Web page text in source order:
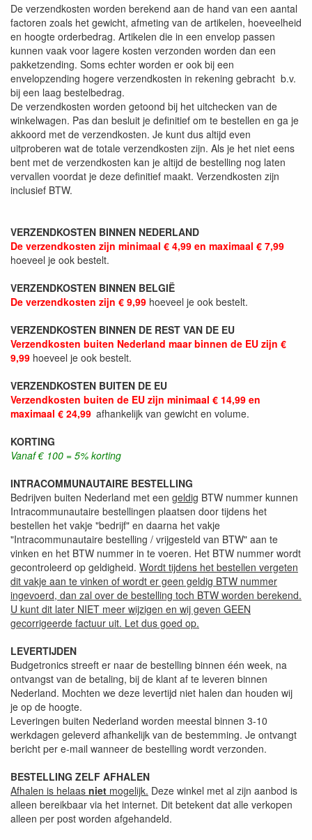
De verzendkosten worden berekend aan de hand van een aantal
factoren zoals het gewicht, afmeting van de artikelen, hoeveelheid
en hoogte orderbedrag. Artikelen die in een envelop passen
kunnen vaak voor lagere kosten verzonden worden dan een
pakketzending. Soms echter worden er ook bij een
envelopzending hogere verzendkosten in rekening gebracht b.v.
bij een laag bestelbedrag.
De verzendkosten worden getoond bij het uitchecken van de
winkelwagen. Pas dan besluit je definitief om te bestellen en ga je
akkoord met de verzendkosten. Je kunt dus altijd even
uitproberen wat de totale verzendkosten zijn. Als je het niet eens
bent met de verzendkosten kan je altijd de bestelling nog laten
vervallen voordat je deze definitief maakt. Verzendkosten zijn
inclusief BTW.
VERZENDKOSTEN BINNEN NEDERLAND
De verzendkosten zijn minimaal € 4,99 en maximaal € 7,99
hoeveel je ook bestelt.
VERZENDKOSTEN BINNEN BELGIË
De verzendkosten zijn € 9,99 hoeveel je ook bestelt.
VERZENDKOSTEN BINNEN DE REST VAN DE EU
Verzendkosten buiten Nederland maar binnen de EU zijn €
9,99 hoeveel je ook bestelt.
VERZENDKOSTEN BUITEN DE EU
Verzendkosten buiten de EU zijn minimaal € 14,99 en
maximaal € 24,99 afhankelijk van gewicht en volume.
KORTING
Vanaf € 100 = 5% korting
INTRACOMMUNAUTAIRE BESTELLING
Bedrijven buiten Nederland met een geldig BTW nummer kunnen
Intracommunautaire bestellingen plaatsen door tijdens het
bestellen het vakje "bedrijf" en daarna het vakje
"Intracommunautaire bestelling / vrijgesteld van BTW" aan te
vinken en het BTW nummer in te voeren. Het BTW nummer wordt
gecontroleerd op geldigheid. Wordt tijdens het bestellen vergeten
dit vakje aan te vinken of wordt er geen geldig BTW nummer
ingevoerd, dan zal over de bestelling toch BTW worden berekend.
U kunt dit later NIET meer wijzigen en wij geven GEEN
gecorrigeerde factuur uit. Let dus goed op.
LEVERTIJDEN
Budgetronics streeft er naar de bestelling binnen één week, na
ontvangst van de betaling, bij de klant af te leveren binnen
Nederland. Mochten we deze levertijd niet halen dan houden wij
je op de hoogte.
Leveringen buiten Nederland worden meestal binnen 3-10
werkdagen geleverd afhankelijk van de bestemming. Je ontvangt
bericht per e-mail wanneer de bestelling wordt verzonden.
BESTELLING ZELF AFHALEN
Afhalen is helaas niet mogelijk. Deze winkel met al zijn aanbod is
alleen bereikbaar via het internet. Dit betekent dat alle verkopen
alleen per post worden afgehandeld.